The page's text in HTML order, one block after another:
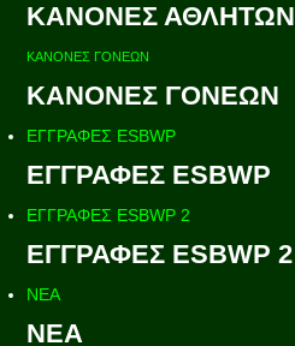
ΚΑΝΟΝΕΣ ΑΘΛΗΤΩΝ
ΚΑΝΟΝΕΣ ΓΟΝΕΩΝ
ΚΑΝΟΝΕΣ ΓΟΝΕΩΝ
ΕΓΓΡΑΦΕΣ ESBWP
ΕΓΓΡΑΦΕΣ ESBWP
ΕΓΓΡΑΦΕΣ ESBWP 2
ΕΓΓΡΑΦΕΣ ESBWP 2
ΝΕΑ
ΝΕΑ